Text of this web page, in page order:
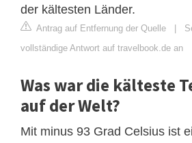
der kältesten Länder.
Antrag auf Entfernung der Quelle |
vollständige Antwort auf travelbook.de an
Was war die kälteste
auf der Welt?
Mit minus 93 Grad Celsius ist